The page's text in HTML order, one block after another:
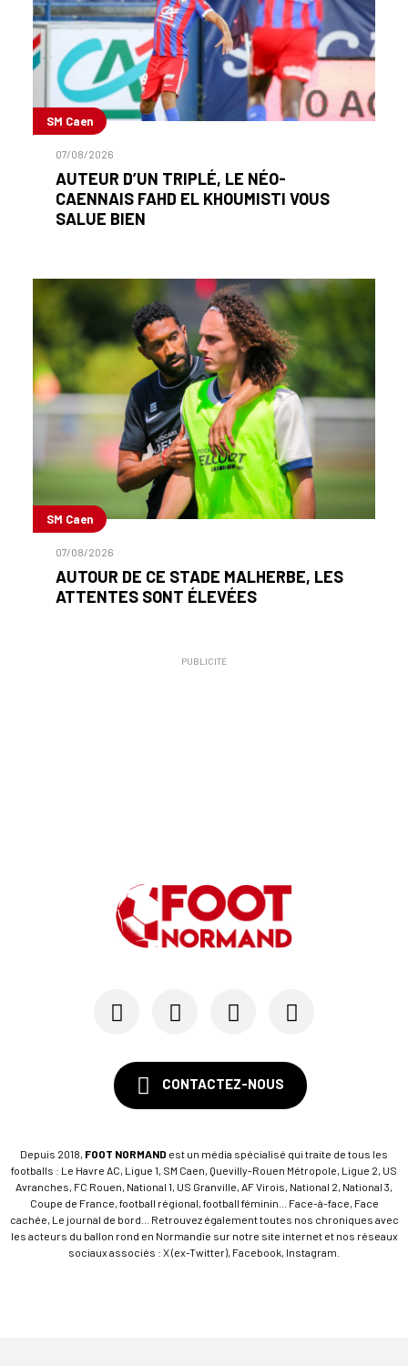
SM Caen
07/08/2026
AUTEUR D’UN TRIPLÉ, LE NÉO-
CAENNAIS FAHD EL KHOUMISTI VOUS
SALUE BIEN
SM Caen
07/08/2026
AUTOUR DE CE STADE MALHERBE, LES
ATTENTES SONT ÉLEVÉES
PUBLICITÉ
CONTACTEZ-NOUS
Depuis 2018, FOOT NORMAND est un média spécialisé qui traite de tous les
footballs : Le Havre AC, Ligue 1, SM Caen, Quevilly-Rouen Métropole, Ligue 2, US
Avranches, FC Rouen, National 1, US Granville, AF Virois, National 2, National 3,
Coupe de France, football régional, football féminin... Face-à-face, Face
cachée, Le journal de bord... Retrouvez également toutes nos chroniques avec
les acteurs du ballon rond en Normandie sur notre site internet et nos réseaux
sociaux associés : X (ex-Twitter), Facebook, Instagram.